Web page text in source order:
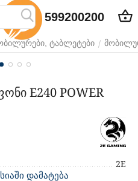
599200200
ტაბლეტები /
E240 POWER
2E
დამატება